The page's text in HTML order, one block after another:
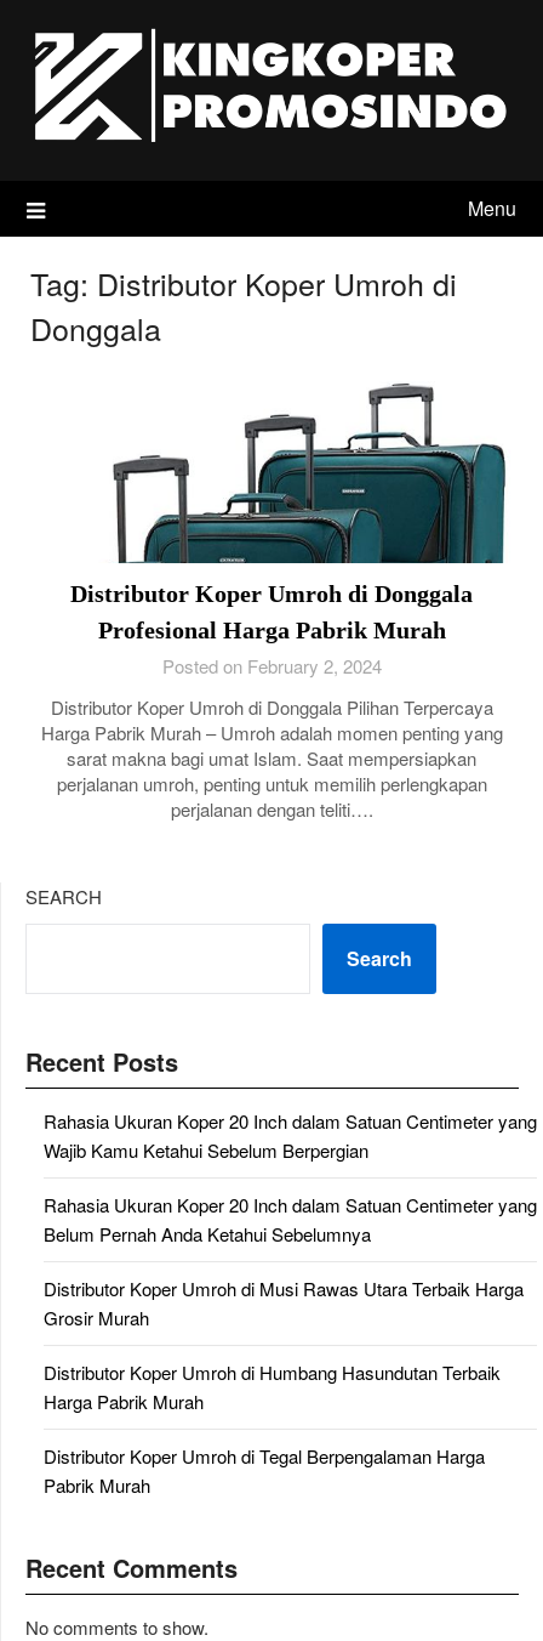
content
Menu
Tag: Distributor Koper Umroh di
Donggala
Distributor Koper Umroh di Donggala
Profesional Harga Pabrik Murah
Posted on February 2, 2024
Distributor Koper Umroh di Donggala Pilihan Terpercaya
Harga Pabrik Murah – Umroh adalah momen penting yang
sarat makna bagi umat Islam. Saat mempersiapkan
perjalanan umroh, penting untuk memilih perlengkapan
perjalanan dengan teliti….
SEARCH
Search
Recent Posts
Rahasia Ukuran Koper 20 Inch dalam Satuan Centimeter yang
Wajib Kamu Ketahui Sebelum Berpergian
Rahasia Ukuran Koper 20 Inch dalam Satuan Centimeter yang
Belum Pernah Anda Ketahui Sebelumnya
Distributor Koper Umroh di Musi Rawas Utara Terbaik Harga
Grosir Murah
Distributor Koper Umroh di Humbang Hasundutan Terbaik
Harga Pabrik Murah
Distributor Koper Umroh di Tegal Berpengalaman Harga
Pabrik Murah
Recent Comments
No comments to show.